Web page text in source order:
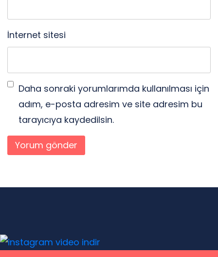
İnternet sitesi
Daha sonraki yorumlarımda kullanılması için
adım, e-posta adresim ve site adresim bu
tarayıcıya kaydedilsin.